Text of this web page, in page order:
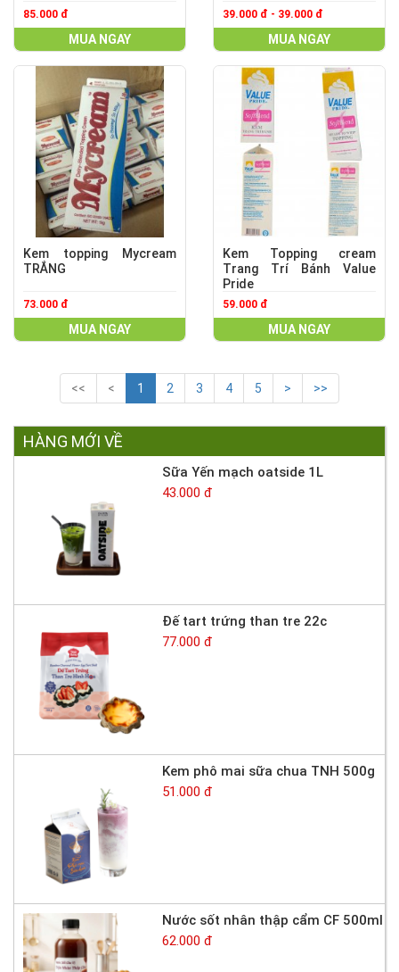
85.000 đ
MUA NGAY
39.000 đ - 39.000 đ
MUA NGAY
Kem topping Mycream
TRẮNG
73.000 đ
MUA NGAY
Kem Topping cream
Trang Trí Bánh Value
Pride
59.000 đ
MUA NGAY
<< < 1 2 3 4 5 > >>
HÀNG MỚI VỀ
Sữa Yến mạch oatside 1L
43.000 đ
Đế tart trứng than tre 22c
77.000 đ
Kem phô mai sữa chua TNH 500g
51.000 đ
Nước sốt nhân thập cẩm CF 500ml
62.000 đ